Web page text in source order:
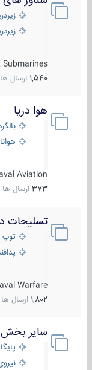
Submarines
1,540 ارسال ها
هوا دریا
Naval Aviation
373 ارسال ها
تسلیحات
توپ
Naval Warfare
1,802 ارسال ها
سایر بخش
نیروی